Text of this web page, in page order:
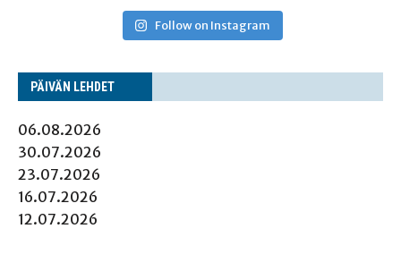
Follow on Instagram
PÄI­VÄN LEHDET
06.08.2026
30.07.2026
23.07.2026
16.07.2026
12.07.2026